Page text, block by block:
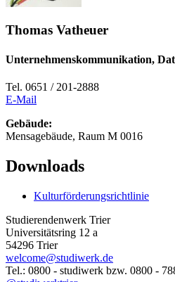
Thomas Vatheuer
Unternehmenskommunikation,
Tel. 0651 / 201-2888
E-Mail
Gebäude:
Mensagebäude, Raum M 0016
Downloads
Kulturförderungsrichtlinie
Studierendenwerk Trier
Universitätsring 12 a
54296 Trier
welcome@studiwerk.de
Tel.: 0800 - studiwerk bzw. 0800 -